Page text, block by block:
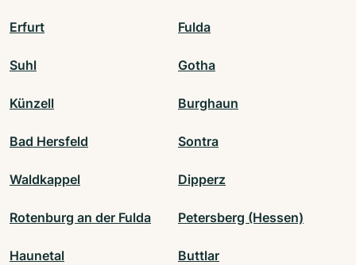
Erfurt Fulda
Suhl Gotha
Künzell Burghaun
Bad Hersfeld Sontra
Waldkappel Dipperz
Rotenburg an der Fulda Petersberg (Hessen)
Haunetal Buttlar